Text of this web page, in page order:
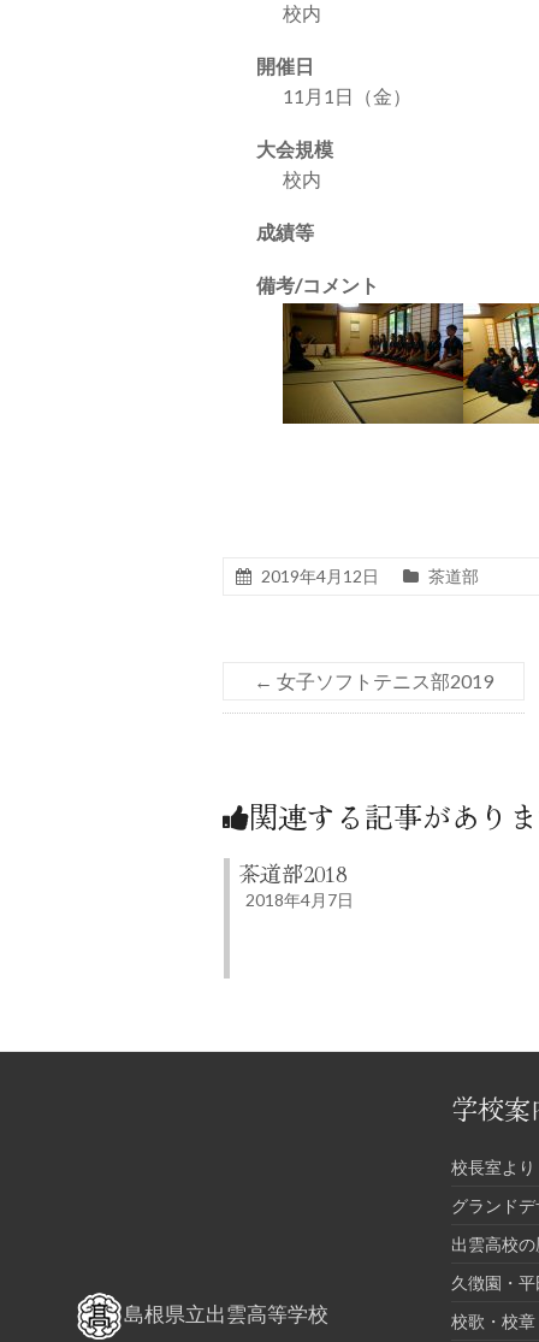
校内
開催日
11月1日（金）
大会規模
校内
成績等
備考/コメント
2019年4月12日 茶道部
← 女子ソフトテニス部2019
関連する記事があり
茶道部2018
2018年4月7日
島根県立出雲高等学校
学校案
校長室より
グランド
出雲高校の
久徴園・
校歌・校章